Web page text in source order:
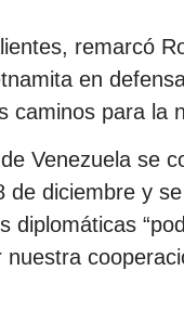
remarcó
en
caminos para la
Venezuela se
de diciembre y
diplomáticas